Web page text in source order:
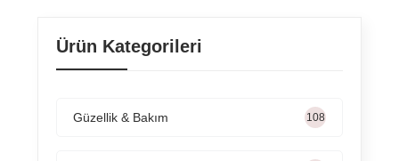
Ürün Kategorileri
Güzellik & Bakım 165